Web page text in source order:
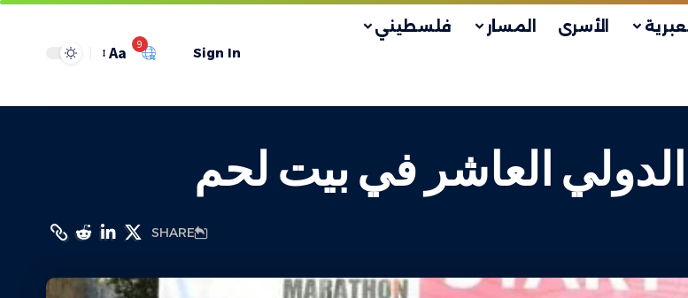
الأسرى المسار فلسطيني
Sign In
9
Aa
العاشر في بيت لحم
SHARE